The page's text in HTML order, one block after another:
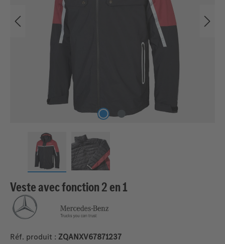
Veste avec fonction 2 en 1
Réf. produit : ZQANXV67871237